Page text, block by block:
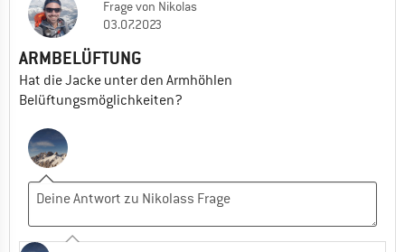
Fragevon Nikolas
03.07.2023
ARMBELÜFTUNG
Hat die Jacke unter den Armhöhlen
Belüftungsmöglichkeiten?